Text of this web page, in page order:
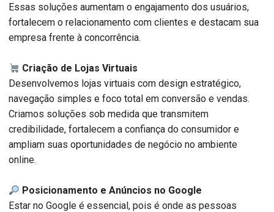
Essas soluções aumentam o engajamento dos usuários,
fortalecem o relacionamento com clientes e destacam sua
empresa frente à concorrência.
Criação de Lojas Virtuais
Desenvolvemos lojas virtuais com design estratégico,
navegação simples e foco total em conversão e vendas.
Criamos soluções sob medida que transmitem
credibilidade, fortalecem a confiança do consumidor e
ampliam suas oportunidades de negócio no ambiente
online.
Posicionamento e Anúncios no Google
Estar no Google é essencial, pois é onde as pessoas